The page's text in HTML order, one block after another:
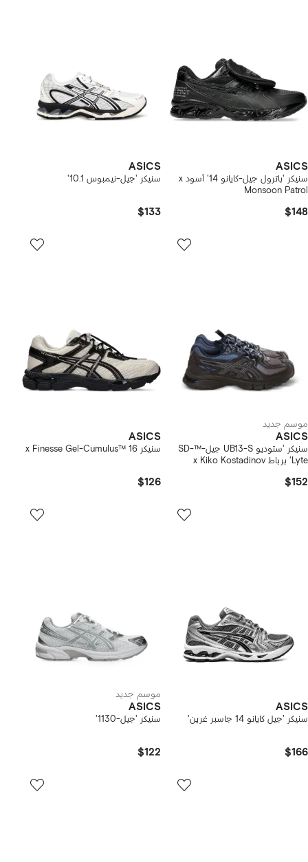
ASICS
سنيكر 'باترول جيل-كايانو 14' أسود x
Monsoon Patrol
$148
ASICS
سنيكر 'جيل-نيمبوس 10.1'
$133
موسم جديد
ASICS
سنيكر 'ستوديو UB13-S جيل-™SD-
Lyte' برباط x Kiko Kostadinov
$152
ASICS
سنيكر x Finesse Gel-Cumulus™ 16
$126
ASICS
سنيكر 'جيل كايانو 14 جاسبر غرين'
$166
موسم جديد
ASICS
سنيكر 'جيل-1130'
$122